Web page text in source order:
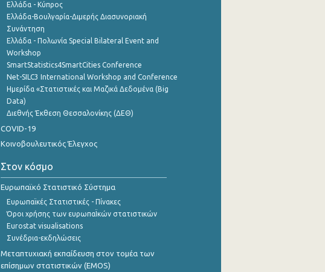
Ελλάδα - Κύπρος
Ελλάδα-Βουλγαρία-Διμερής Διασυνοριακή
Συνάντηση
Ελλάδα - Πολωνία Special Bilateral Event and
Workshop
SmartStatistics4SmartCities Conference
Net-SILC3 International Workshop and Conference
Ημερίδα «Στατιστικές και Μαζικά Δεδομένα (Big
Data)
Διεθνής Έκθεση Θεσσαλονίκης (ΔΕΘ)
COVID-19
Κοινοβουλευτικός Έλεγχος
Στον κόσμο
Ευρωπαϊκό Στατιστικό Σύστημα
Ευρωπαϊκές Στατιστικές - Πίνακες
Όροι χρήσης των ευρωπαΪκών στατιστικών
Eurostat visualisations
Συνέδρια-εκδηλώσεις
Μεταπτυχιακή εκπαίδευση στον τομέα των
επίσημων στατιστικών (EMOS)